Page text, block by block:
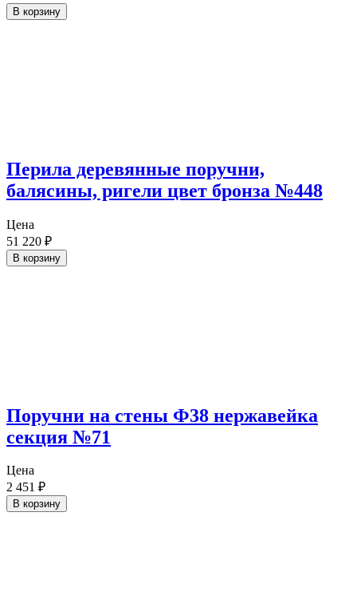
В корзину
Перила деревянные поручни,
балясины, ригели цвет бронза №448
Цена
51 220 ₽
В корзину
Поручни на стены Ф38 нержавейка
секция №71
Цена
2 451 ₽
В корзину